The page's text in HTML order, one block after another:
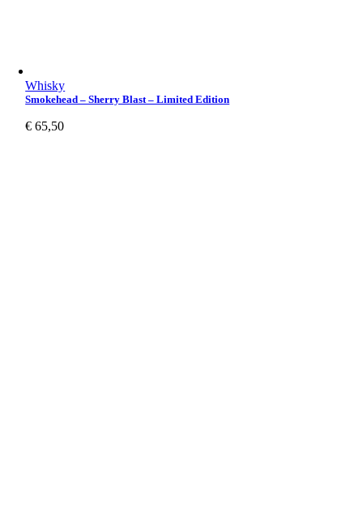
Whisky
Smokehead – Sherry Blast – Limited Edition
€ 65,50